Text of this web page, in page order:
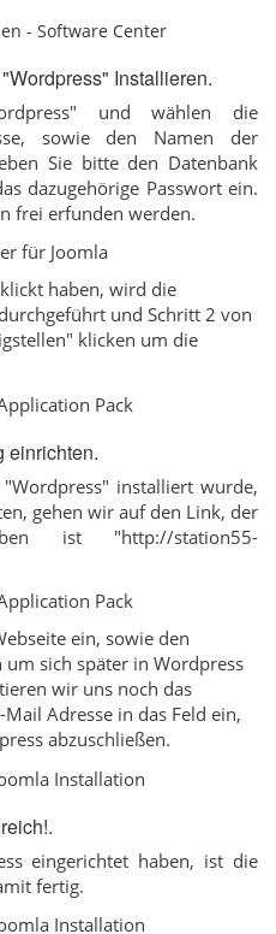
Installieren.
und wählen die
sowie den Namen der
Sie bitte den Datenbank
dazugehörige Passwort ein.
frei erfunden werden.
haben, wird die
und Schritt 2 von
klicken um die
einrichten.
installiert wurde,
gehen wir auf den Link, der
ist "http://station55-
ein, sowie den
sich später in Wordpress
wir uns noch das
Adresse in das Feld ein,
abzuschließen.
eingerichtet haben, ist die
fertig.